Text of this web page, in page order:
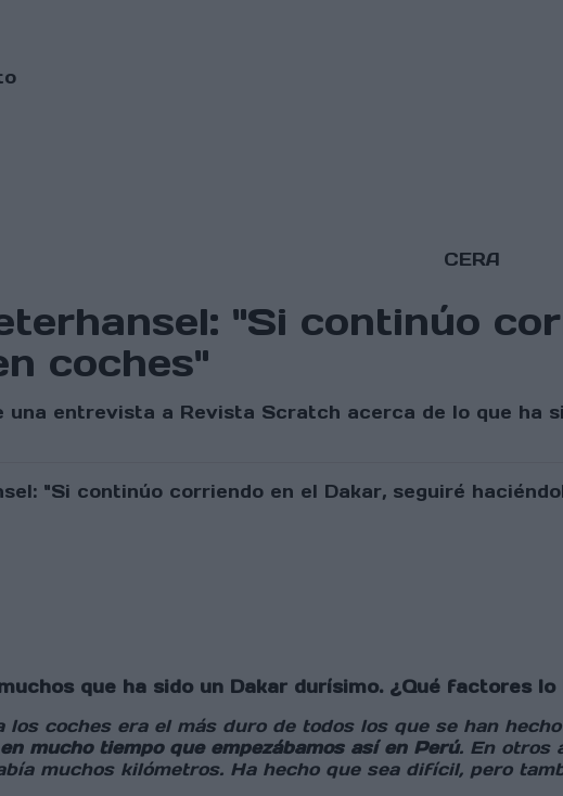
CERA
"Si continúo
coches"
una entrevista a Revista Scratch acerca de lo que ha
que ha sido un Dakar durísimo. ¿Qué factores lo
coches era el más duro de todos los que se han
mucho tiempo que empezábamos así en Perú. En otros
muchos kilómetros. Ha hecho que sea difícil, pero